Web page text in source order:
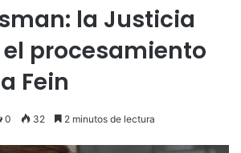
la Justicia
procesamiento
Fein
0 32 2 minutos de lectura